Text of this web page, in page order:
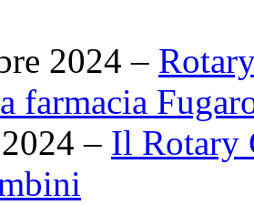
2024 –
farmacia
– Il Rotary